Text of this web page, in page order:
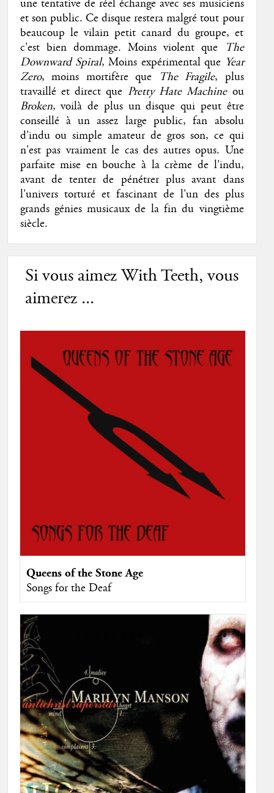
une tentative de réel échange avec ses musiciens
et son public. Ce disque restera malgré tout pour
beaucoup le vilain petit canard du groupe, et
c'est bien dommage. Moins violent que The
Downward Spiral, Moins expérimental que Year
Zero, moins mortifère que The Fragile, plus
travaillé et direct que Pretty Hate Machineou
Broken, voilà de plus un disque qui peut être
conseillé à un assez large public, fan absolu
d'indu ou simple amateur de gros son, ce qui
n'est pas vraiment le cas des autres opus. Une
parfaite mise en bouche à la crème de l'indu,
avant de tenter de pénétrer plus avant dans
l'univers torturé et fascinant de l'un des plus
grands génies musicaux de la fin du vingtième
siècle.
Si vous aimez With Teeth, vous
aimerez ...
Queens of the Stone Age
Songs for the Deaf